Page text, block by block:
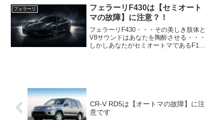
にしたラフェラーリの衝撃・・・しかし
あなたがラ...
フェラーリ
フェラーリF430は【セミオート
マの故障】に注意？！
フェラーリF430・・・その美しき肢体と
V8サウンドはあなたを陶酔させる・・・
しかしあなたがセミオートマであるF1マ
CR-V RD5は【オートマの故障】に注
意です